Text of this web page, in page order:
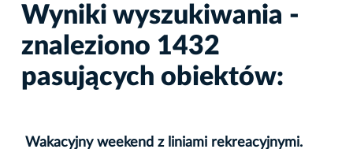
Wyniki wyszukiwania -
znaleziono 1432
pasujących obiektów:
Wakacyjny weekend z liniami rekreacyjnymi.